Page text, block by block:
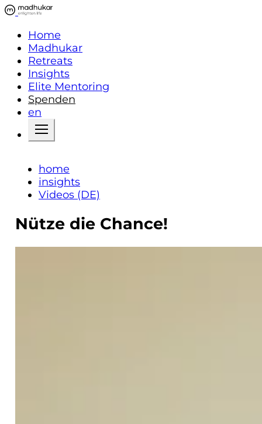
Home
Madhukar
Retreats
Insights
Elite Mentoring
Spenden
en
home
insights
Videos (DE)
Nütze die Chance!